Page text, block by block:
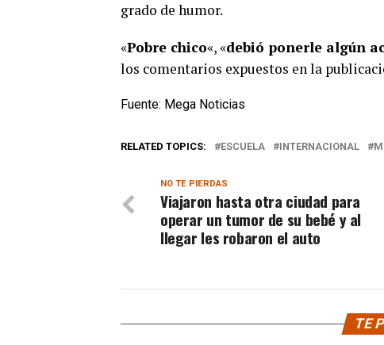
grado de humor.
«Pobre chico«, «debió ponerle algún
los comentarios expuestos en la
Fuente: Mega Noticias
RELATED TOPICS: ESCUELA INTERNACIONAL
NO TE PIERDAS
Viajaron hasta otra ciudad para
operar un tumor de su bebé y al
llegar les robaron el auto
TE